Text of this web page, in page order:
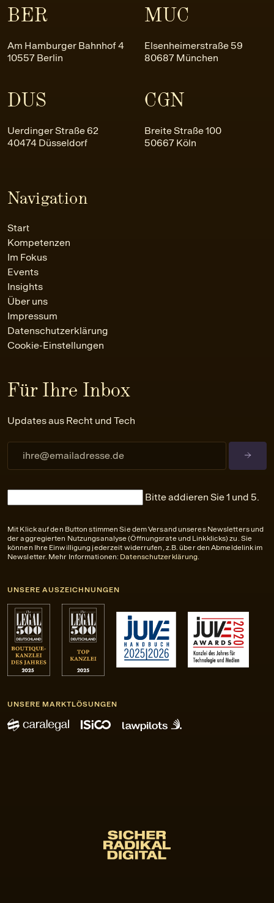
BER
Am Hamburger Bahnhof 4
10557 Berlin
MUC
Elsenheimerstraße 59
80687 München
DUS
Uerdinger Straße 62
40474 Düsseldorf
CGN
Breite Straße 100
50667 Köln
Navigation
Start
Kompetenzen
Im Fokus
Events
Insights
Über uns
Impressum
Datenschutzerklärung
Cookie-Einstellungen
Für Ihre Inbox
Updates aus Recht und Tech
Bitte addieren Sie 1 und 5.
Mit Klick auf den Button stimmen Sie dem Versand unseres Newsletters und
der aggregierten Nutzungsanalyse (Öffnungsrate und Linkklicks) zu. Sie
können Ihre Einwilligung jederzeit widerrufen, z.B. über den Abmeldelink im
Newsletter. Mehr Informationen: Datenschutzerklärung
UNSERE AUSZEICHNUNGEN
UNSERE MARKTLÖSUNGEN